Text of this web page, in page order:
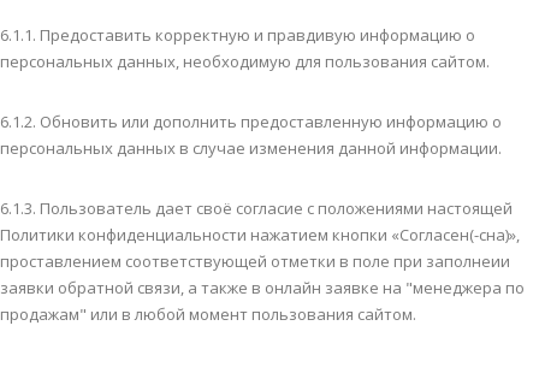
6.1.1. Предоставить корректную и правдивую информацию о
персональных данных, необходимую для пользования сайтом.
6.1.2. Обновить или дополнить предоставленную информацию о
персональных данных в случае изменения данной информации.
6.1.3. Пользователь дает своё согласие с положениями настоящей
Политики конфиденциальности нажатием кнопки «Согласен(-сна)»,
проставлением соответствующей отметки в поле при заполнеии
заявки обратной связи, а также в онлайн заявке на "менеджера по
продажам" или в любой момент пользования сайтом.